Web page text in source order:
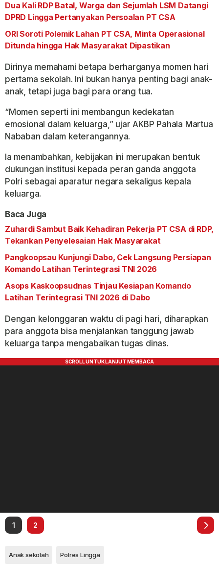
Dua Kali RDP Batal, Warga dan Sejumlah LSM Datangi
DPRD Lingga Pertanyakan Persoalan PT CSA
ORI Soroti Polemik Lahan PT CSA, Minta Operasional
Ditunda hingga Hak Masyarakat Dipastikan
Dirinya memahami betapa berharganya momen hari
pertama sekolah. Ini bukan hanya penting bagi anak-
anak, tetapi juga bagi para orang tua.
“Momen seperti ini membangun kedekatan
emosional dalam keluarga,” ujar AKBP Pahala Martua
Nababan dalam keterangannya.
Ia menambahkan, kebijakan ini merupakan bentuk
dukungan institusi kepada peran ganda anggota
Polri sebagai aparatur negara sekaligus kepala
keluarga.
Baca Juga
Zuhardi Sambut Baik Kehadiran Pekerja PT CSA di RDP,
Tekankan Penyelesaian Hak Masyarakat
Pangkoopsau Kunjungi Dabo, Cek Langsung Persiapan
Komando Latihan Terintegrasi TNI 2026
Asops Kaskoopsudnas Tinjau Kesiapan Komando
Latihan Terintegrasi TNI 2026 di Dabo
Dengan kelonggaran waktu di pagi hari, diharapkan
para anggota bisa menjalankan tanggung jawab
keluarga tanpa mengabaikan tugas dinas.
1 2
Anak sekolah Polres Lingga